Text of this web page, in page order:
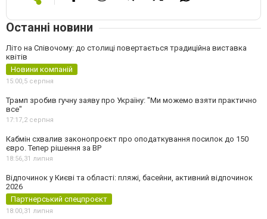
Останні новини
Літо на Співочому: до столиці повертається традиційна виставка
квітів
Новини компаній
15:00,5 серпня
Трамп зробив гучну заяву про Україну: "Ми можемо взяти практично
все"
17:17,2 серпня
Кабмін схвалив законопроєкт про оподаткування посилок до 150
євро. Тепер рішення за ВР
18:56,31 липня
Відпочинок у Києві та області: пляжі, басейни, активний відпочинок
2026
Партнерський спецпроєкт
18:00,31 липня